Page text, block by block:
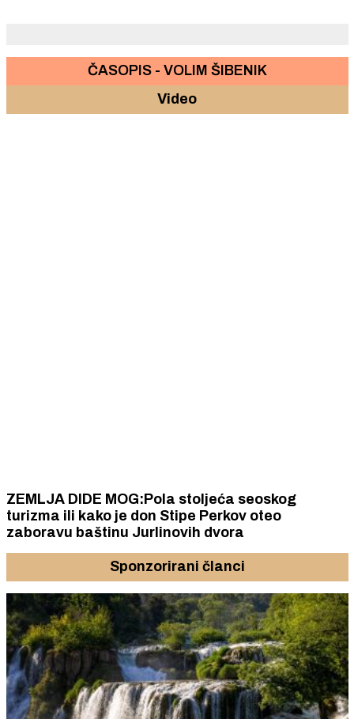
ČASOPIS - VOLIM ŠIBENIK
Video
ZEMLJA DIDE MOG:Pola stoljeća seoskog
turizma ili kako je don Stipe Perkov oteo
zaboravu baštinu Jurlinovih dvora
Sponzorirani članci